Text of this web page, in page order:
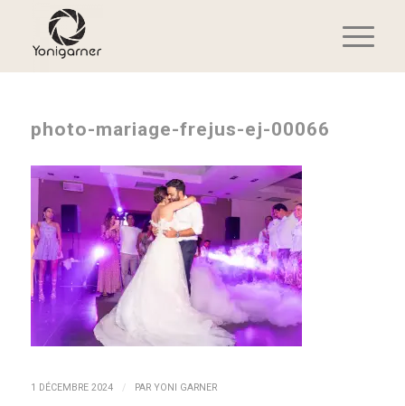
photo-mariage-frejus-ej-00066
1 DÉCEMBRE 2024 / PAR YONI GARNER